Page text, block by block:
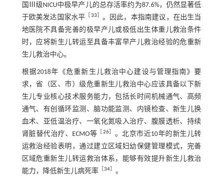
国Ⅲ级NICU中极早产儿的总存活率约为87.6%，仍然显著低
于欧美发达国家水平
33
。因此，本指南建议，在出生当
地医院不具备完善的极早产儿或极低出生体重儿救治条件
时，应将新生儿转运至具备丰富早产儿救治经验的危重新
生儿救治中心。
根据2018年《危重新生儿救治中心建设与管理指南》要
求，省（区、市）级危重新生儿救治中心应该具备以下新
生儿专业核心技术服务能力，包括长时间机械通气、高频
通气、有创循环监测、脑功能监测、内镜检查、新生儿换
血术、亚低温治疗、一氧化氮吸入治疗、腹膜透析、持续
肾脏替代治疗、ECMO等
26］ 。北京市近10年的新生儿转
运救治经验表明，通过建立区域妇幼保健管理模式，完善
区域危重新生儿转运救治体系，能够有效提升新生儿救治
能力，降低新生儿病死率［ 34］ 。